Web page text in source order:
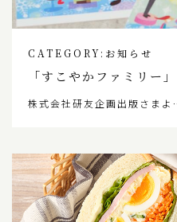
CATEGORY: お知らせ
「すこやかファミリ
株式会社研友企画出版さまよ